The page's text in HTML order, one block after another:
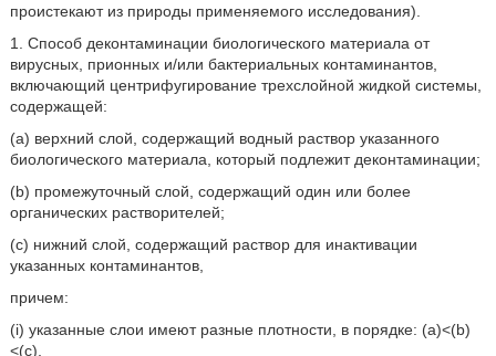
проистекают из природы применяемого исследования).
1. Способ деконтаминации биологического материала от
вирусных, прионных и/или бактериальных контаминантов,
включающий центрифугирование трехслойной жидкой системы,
содержащей:
(a) верхний слой, содержащий водный раствор указанного
биологического материала, который подлежит деконтаминации;
(b) промежуточный слой, содержащий один или более
органических растворителей;
(c) нижний слой, содержащий раствор для инактивации
указанных контаминантов,
причем:
(i) указанные слои имеют разные плотности, в порядке: (a)<(b)
<(c),